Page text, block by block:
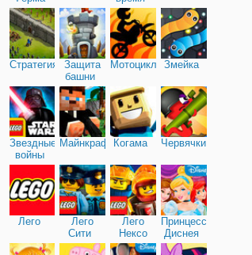
Стратегия
Защита
башни
МотоциклыЗмейка
Звездные
войны
МайнкрафтКогама Червячки
Лего
Лего
Сити
Лего
Нексо
Найтс
Принцессы
Диснея